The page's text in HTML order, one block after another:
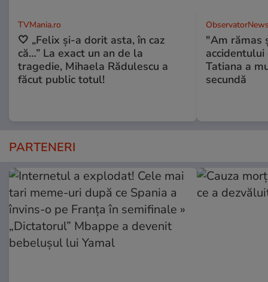
TVMania.ro
🤍 „Felix și-a dorit asta, în caz
că…” La exact un an de la
tragedie, Mihaela Rădulescu a
făcut public totul!
"Am rămas
accidentului
Tatiana a
secundă
PARTENERI